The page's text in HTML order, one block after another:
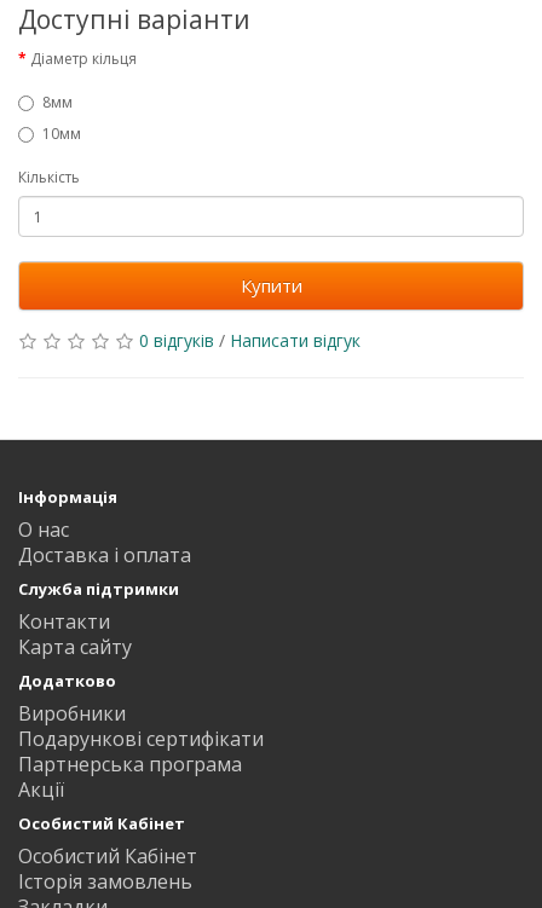
Доступні варіанти
Діаметр кільця
8мм
10мм
Кількість
Купити
0 відгуків / Написати відгук
Інформація
О нас
Доставка і оплата
Служба підтримки
Контакти
Карта сайту
Додатково
Виробники
Подарункові сертифікати
Партнерська програма
Акції
Особистий Кабінет
Особистий Кабінет
Історія замовлень